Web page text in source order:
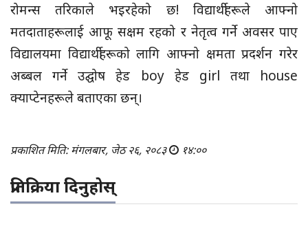
रोमन्स तरिकाले भइरहेको छ! विद्यार्थीहरूले आफ्नो
मतदाताहरूलाई आफू सक्षम रहको र नेतृत्व गर्ने अवसर पाए
विद्यालयमा विद्यार्थीहरूको लागि आफ्नो क्षमता प्रदर्शन गरेर
अब्बल गर्ने उद्घोष हेड boy हेड girl तथा house
क्याप्टेनहरूले बताएका छन्।
प्रकाशित मिति: मंगलबार, जेठ २६, २०८३ १४:००
प्रतिक्रिया दिनुहोस्